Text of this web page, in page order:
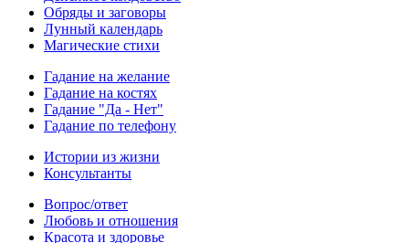
Обряды и заговоры
Лунный календарь
Магические стихи
Гадание на желание
Гадание на костях
Гадание "Да - Нет"
Гадание по телефону
Истории из жизни
Консультанты
Вопрос/ответ
Любовь и отношения
Красота и здоровье